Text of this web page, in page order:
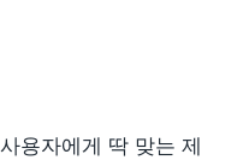
용자에게 딱 맞는 제